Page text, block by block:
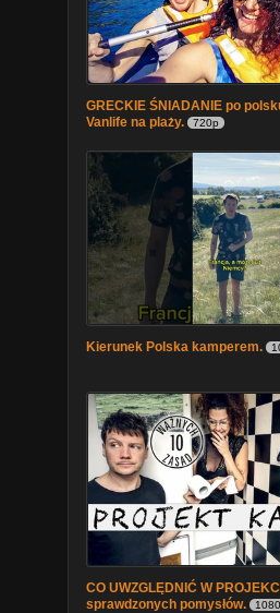
GRECKIE ŚNIADANIE po
Vanlife na plaży.
720p
Kierunek Polska kamperem.
CO UWZGLĘDNIĆ W
sprawdzonych pomysłów.